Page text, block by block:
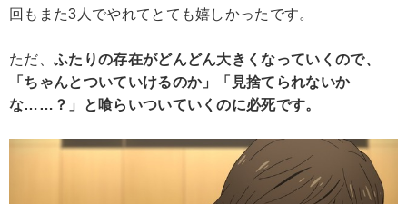
回もまた3人でやれてとても嬉しかったです。
ただ、 ふたりの存在がどんどん大きくなっていくので、
「ちゃんとついていけるのか」「見捨てられないか
な……？」と喰らいついていくのに必死です。